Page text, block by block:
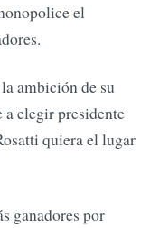
el
ambición de su
a elegir presidente
quiera el lugar
ganadores por